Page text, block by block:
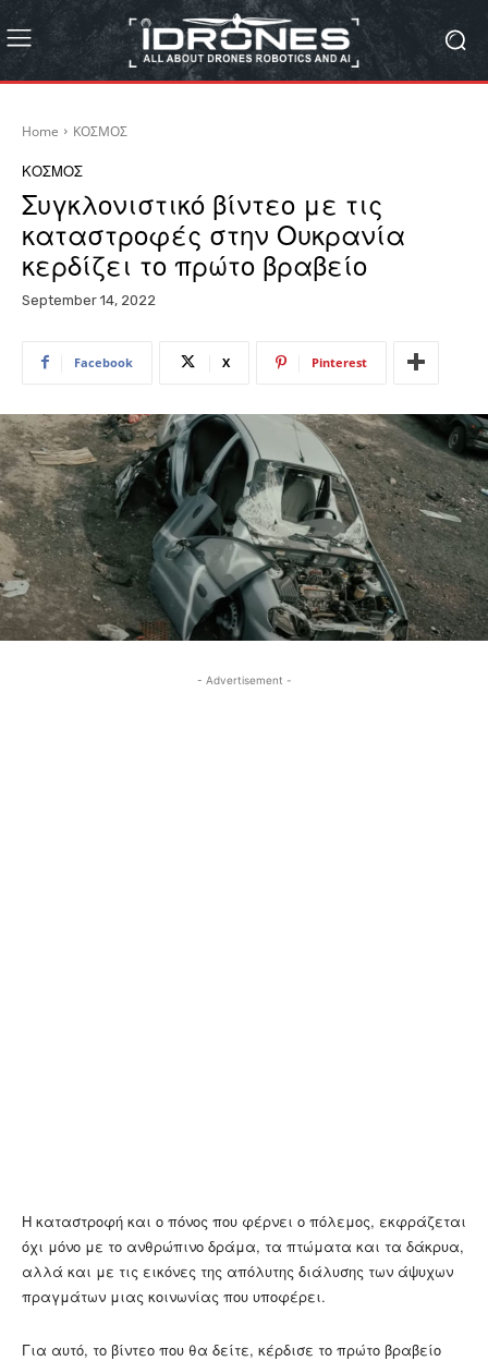
Home ΚΟΣΜΟΣ
ΚΟΣΜΟΣ
Συγκλονιστικό βίντεο με τις
καταστροφές στην Ουκρανία
κερδίζει το πρώτο βραβείο
September 14, 2022
Facebook X Pinterest
- Advertisement -
Η καταστροφή και ο πόνος που φέρνει ο πόλεμος, εκφράζεται
όχι μόνο με το ανθρώπινο δράμα, τα πτώματα και τα δάκρυα,
αλλά και με τις εικόνες της απόλυτης διάλυσης των άψυχων
πραγμάτων μιας κοινωνίας που υποφέρει.
Για αυτό, το βίντεο που θα δείτε, κέρδισε το πρώτο βραβείο